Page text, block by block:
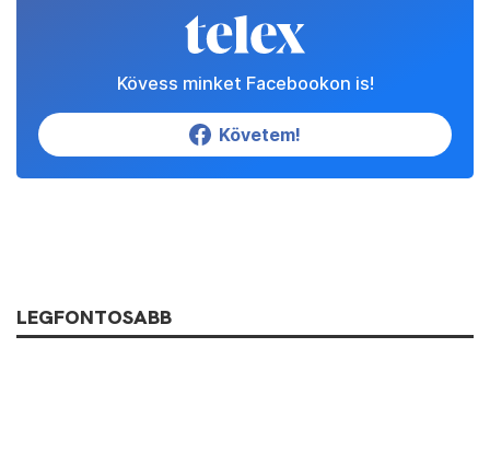
Kövess minket Facebookon is!
Követem!
LEGFONTOSABB